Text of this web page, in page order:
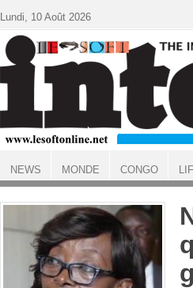
ACCUEIL
Lundi, 10 Août 2026
NEWS MONDE CONGO